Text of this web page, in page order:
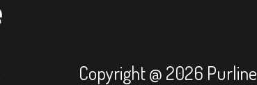
Copyright @ 2026 Purline